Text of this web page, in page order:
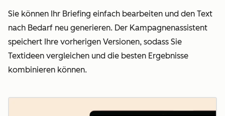
Sie können Ihr Briefing einfach bearbeiten und den Text
nach Bedarf neu generieren. Der Kampagnenassistent
speichert Ihre vorherigen Versionen, sodass Sie
Textideen vergleichen und die besten Ergebnisse
kombinieren können.